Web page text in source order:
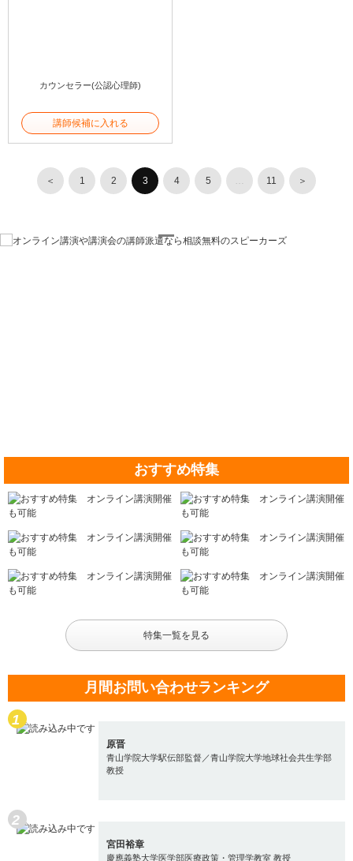
カウンセラー(公認心理師)
講師候補に入れる
＜ 1 2 3 4 5 11 ＞
おすすめ特集
特集一覧を見る
月間お問い合わせランキング
原晋
青山学院大学駅伝部監督／青山学院大学地球社会共生学部
教授
宮田裕章
慶應義塾大学医学部医療政策・管理学教室 教授